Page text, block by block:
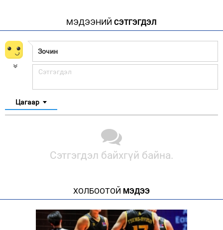
МЭДЭЭНИЙ СЭТГЭГДЭЛ
Цагаар
Сэтгэгдэл байхгүй байна.
ХОЛБООТОЙ МЭДЭЭ